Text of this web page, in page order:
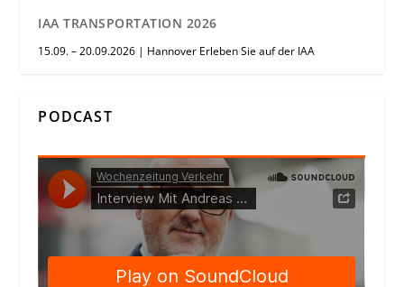
IAA TRANSPORTATION 2026
15.09. – 20.09.2026 | Hannover Erleben Sie auf der IAA
PODCAST